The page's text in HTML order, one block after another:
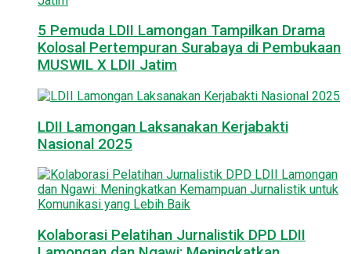
5 Pemuda LDII Lamongan Tampilkan Drama
Kolosal Pertempuran Surabaya di Pembukaan
MUSWIL X LDII Jatim
LDII Lamongan Laksanakan Kerjabakti
Nasional 2025
Kolaborasi Pelatihan Jurnalistik DPD LDII